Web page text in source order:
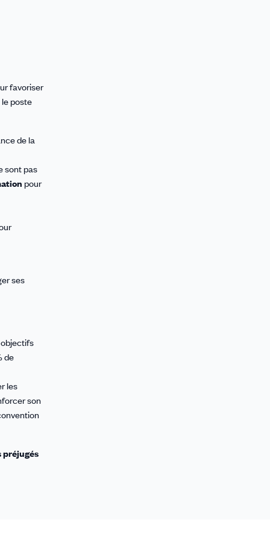
favoriser
poste
de la
sont pas
pour
ses
objectifs
de
les
son
préjugés